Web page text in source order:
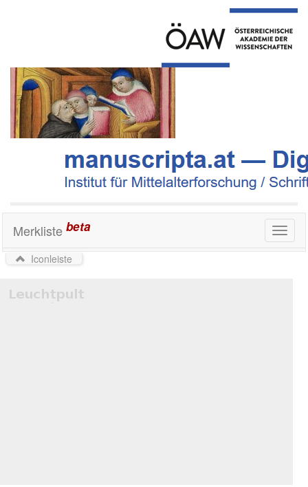
Toggle
Merkliste beta
Iconleiste